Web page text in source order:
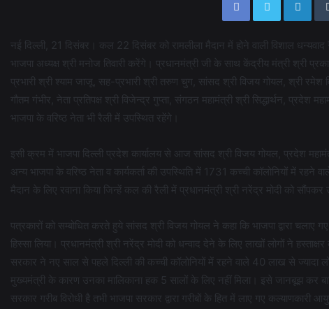
नई दिल्ली, 21 दिसंबर। कल 22 दिसंबर को रामलीला मैदान में होने वाली विशाल
भाजपा अध्यक्ष श्री मनोज तिवारी करेंगे। प्रधानमंत्री जी के साथ केंद्रीय मंत्री श्री
प्रभारी श्री श्याम जाजू, सह-प्रभारी श्री तरुण चुग, सांसद श्री विजय गोयल, श्री रमेश
गौतम गंभीर, नेता प्रतिपक्ष श्री विजेन्द्र गुप्ता, संगठन महामंत्री श्री सिद्धार्थन, प्रदेश
भाजपा के वरिष्ठ नेता भी रैली में उपस्थित रहेंगे।
इसी क्रम में भाजपा दिल्ली प्रदेश कार्यालय से आज सांसद श्री विजय गोयल, प्रदेश
अन्य भाजपा के वरिष्ठ नेता व कार्यकर्ता की उपस्थिति में 1731 कच्ची कॉलोनियों में रहने
मैदान के लिए रवाना किया जिन्हें कल की रैली में प्रधानमंत्री श्री नरेंद्र मोदी को सौंपकर
पत्रकारों को सम्बोधित करते हुये सांसद श्री विजय गोयल ने कहा कि भाजपा द्वारा
हिस्सा लिया। प्रधानमंत्री श्री नरेंद्र मोदी को धन्वाद देने के लिए लाखों लोगों ने
सरकार ने नए साल से पहले दिल्ली की कच्ची कॉलोनियों में रहने वाले 40 लाख से ज्यादा
मुख्यमंत्री के कारण उनका मालिकाना हक 5 सालों के लिए नहीं मिला। इसे जानबूझ कर
सरकार गरीब विरोधी है तभी भाजपा सरकार द्वारा गरीबों के हित में लाए गए कल्याणकारी